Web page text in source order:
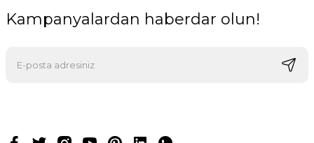
Kampanyalardan haberdar olun!